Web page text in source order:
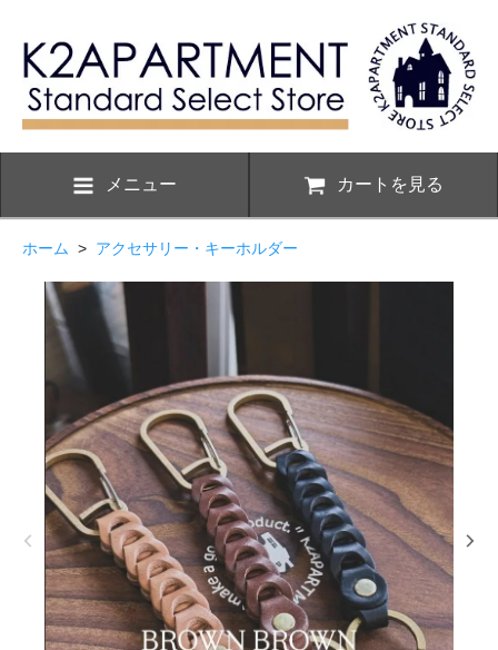
メニュー カートを見る
ホーム > アクセサリー・キーホルダー